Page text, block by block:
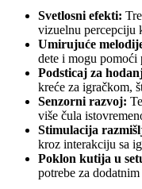
Svetlosni efekti:
vizuelnu percepciju
Umirujuće
dete i mogu
Podsticaj za
kreće za igračkom,
Senzorni razvoj:
više čula
Stimulacija
kroz interakciju sa
Poklon kutija u
potrebe za